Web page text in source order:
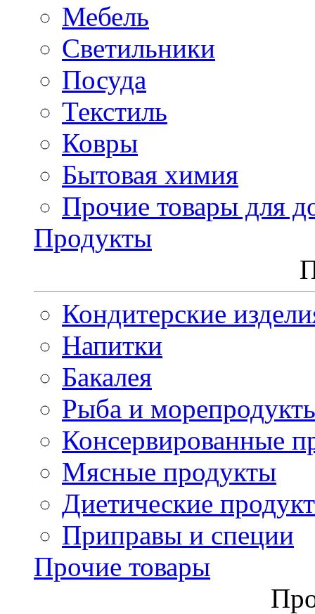
Мебель
Светильники
Посуда
Текстиль
Ковры
Бытовая химия
Прочие товары для
Продукты
Кондитерские
Напитки
Бакалея
Рыба и
Консервированные
Мясные продукты
Диетические
Приправы и специи
Прочие товары